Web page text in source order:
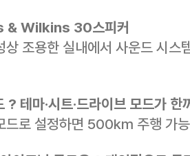
& Wilkins 30스피커
상 조용한 실내에서 사운드 시스
? 테마·시트·드라이브 모드가 한
드로 설정하면 500km 주행 가